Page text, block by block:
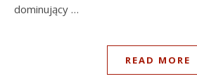
dominujący …
READ MORE